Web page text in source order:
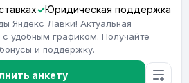
Юридическая поддержка
Яндекс Лавки! Актуальная
удобным графиком. Получайте
и поддержку.
анкету